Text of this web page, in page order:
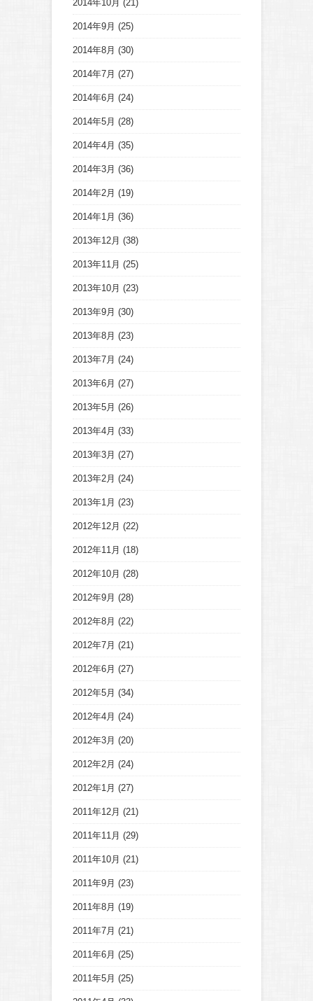
2014年10月 (21)
2014年9月 (25)
2014年8月 (30)
2014年7月 (27)
2014年6月 (24)
2014年5月 (28)
2014年4月 (35)
2014年3月 (36)
2014年2月 (19)
2014年1月 (36)
2013年12月 (38)
2013年11月 (25)
2013年10月 (23)
2013年9月 (30)
2013年8月 (23)
2013年7月 (24)
2013年6月 (27)
2013年5月 (26)
2013年4月 (33)
2013年3月 (27)
2013年2月 (24)
2013年1月 (23)
2012年12月 (22)
2012年11月 (18)
2012年10月 (28)
2012年9月 (28)
2012年8月 (22)
2012年7月 (21)
2012年6月 (27)
2012年5月 (34)
2012年4月 (24)
2012年3月 (20)
2012年2月 (24)
2012年1月 (27)
2011年12月 (21)
2011年11月 (29)
2011年10月 (21)
2011年9月 (23)
2011年8月 (19)
2011年7月 (21)
2011年6月 (25)
2011年5月 (25)